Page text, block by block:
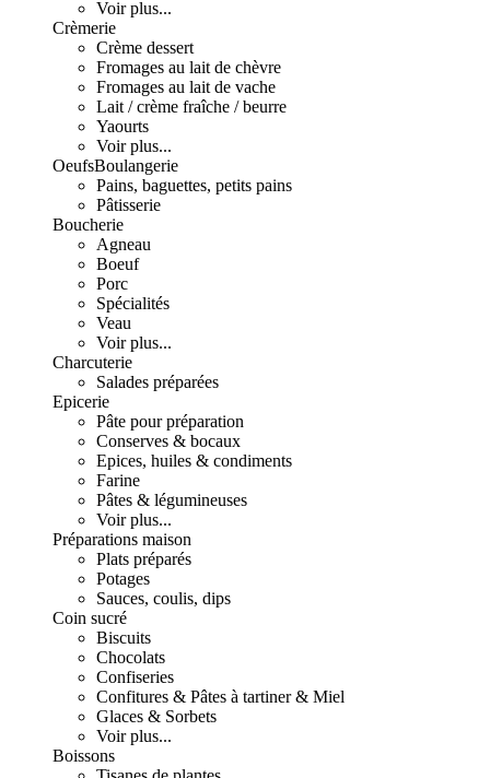
Voir plus...
Crèmerie
Crème dessert
Fromages au lait de chèvre
Fromages au lait de vache
Lait / crème fraîche / beurre
Yaourts
Voir plus...
OeufsBoulangerie
Pains, baguettes, petits pains
Pâtisserie
Boucherie
Agneau
Boeuf
Porc
Spécialités
Veau
Voir plus...
Charcuterie
Salades préparées
Epicerie
Pâte pour préparation
Conserves & bocaux
Epices, huiles & condiments
Farine
Pâtes & légumineuses
Voir plus...
Préparations maison
Plats préparés
Potages
Sauces, coulis, dips
Coin sucré
Biscuits
Chocolats
Confiseries
Confitures & Pâtes à tartiner & Miel
Glaces & Sorbets
Voir plus...
Boissons